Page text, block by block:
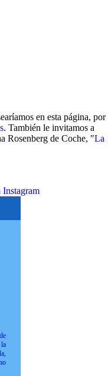
en esta página, por
. También le invitamos a
Rosenberg de Coche, "La
Instagram